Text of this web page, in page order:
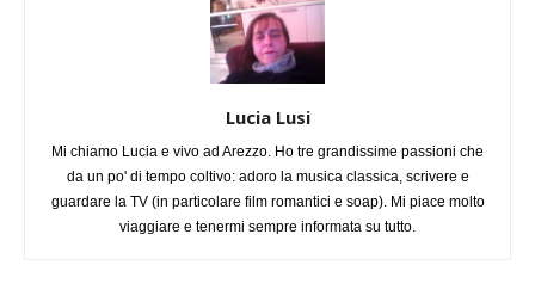
Lucia Lusi
Mi chiamo Lucia e vivo ad Arezzo. Ho tre grandissime passioni che
da un po' di tempo coltivo: adoro la musica classica, scrivere e
guardare la TV (in particolare film romantici e soap). Mi piace molto
viaggiare e tenermi sempre informata su tutto.